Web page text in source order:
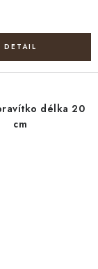
délka 20
cm